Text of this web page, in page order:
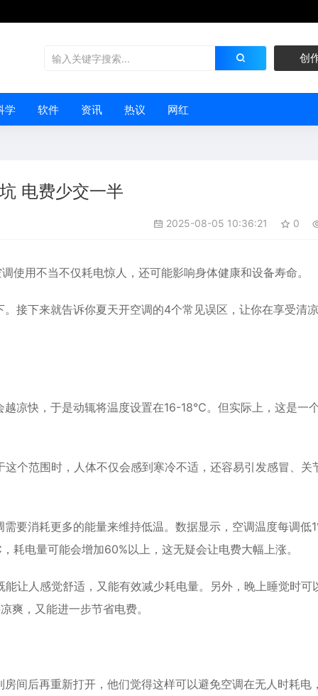
创
学 软件 资讯 热议 网红
电费少交一半
2025-08-05 10:36:21 0
使用不当不仅耗电惊人，还可能影响身体健康和设备寿命。
接下来就告诉你夏天开空调的4个常见误区，让你在享受清
凉快，于是动辄将温度设置在16-18℃。但实际上，这是一
个范围时，人体不仅会感到寒冷不适，还容易引发感冒、关
要消耗更多的能量来维持低温。数据显示，空调温度每调低
电量可能会增加60%以上，这无疑会让电费大幅上涨。
让人感觉舒适，又能有效减少耗电量。另外，晚上睡觉时可
，又能进一步节省电费。
间后再重新打开，他们觉得这样可以避免空调在无人时耗电